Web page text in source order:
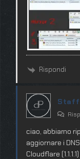
Rispondi
Staff
ciao, abbiamo
aggiornare i
Cloudflare